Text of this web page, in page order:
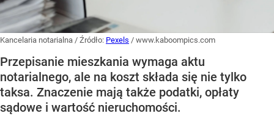
Kancelaria notarialna / Źródło: Pexels / www.kaboompics.com
Przepisanie mieszkania wymaga aktu
notarialnego, ale na koszt składa się nie tylko
taksa. Znaczenie mają także podatki, opłaty
sądowe i wartość nieruchomości.